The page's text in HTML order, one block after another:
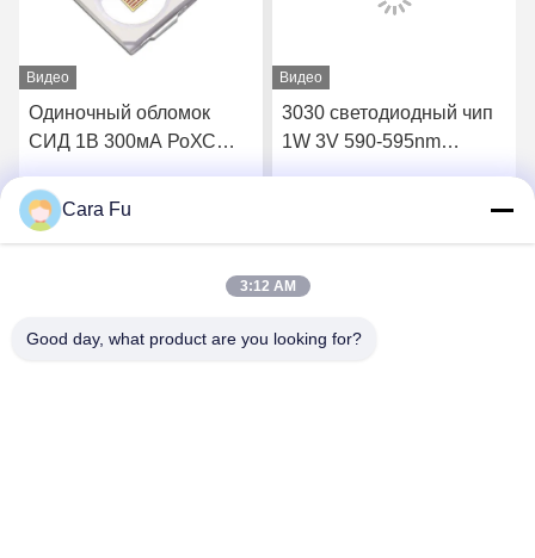
Видео
Одиночный обломок
СИД 1В 300мА РоХС
уступчивый
Видео
3030 светодиодный чип
1W 3V 590-595nm
Cara Fu
3:12 AM
Good day, what product are you looking for?